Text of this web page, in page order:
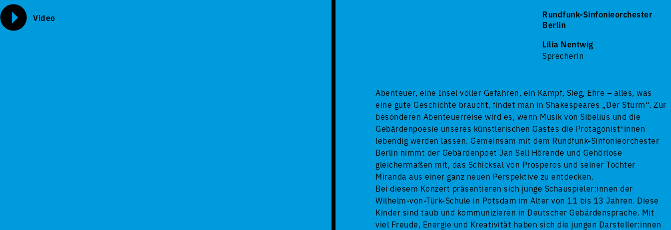
Video
Rundfunk-Sinfonieorchester
Berlin
Lilia Nentwig
Sprecherin
Abenteuer, eine Insel voller Gefahren, ein Kampf, Sieg, Ehre – alles, was
eine gute Geschichte braucht, findet man in Shakespeares „Der Sturm“. Zur
besonderen Abenteuerreise wird es, wenn Musik von Sibelius und die
Gebärdenpoesie unseres künstlerischen Gastes die Protagonist*innen
lebendig werden lassen. Gemeinsam mit dem Rundfunk-Sinfonieorchester
Berlin nimmt der Gebärdenpoet Jan Sell Hörende und Gehörlose
gleichermaßen mit, das Schicksal von Prosperos und seiner Tochter
Miranda aus einer ganz neuen Perspektive zu entdecken.
Bei diesem Konzert präsentieren sich junge Schauspieler:innen der
Wilhelm-von-Türk-Schule in Potsdam im Alter von 11 bis 13 Jahren. Diese
Kinder sind taub und kommunizieren in Deutscher Gebärdensprache. Mit
viel Freude, Energie und Kreativität haben sich die jungen Darsteller:innen